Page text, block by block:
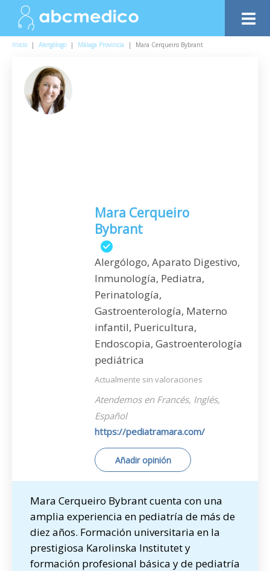
Inicio | Alergólogo | Málaga Provincia | Mara Cerqueiro Bybrant
Mara Cerqueiro
Bybrant
Alergólogo, Aparato Digestivo,
Inmunología, Pediatra,
Perinatología,
Gastroenterología, Materno
infantil, Puericultura,
Endoscopia, Gastroenterología
pediátrica
Actualmente sin valoraciones
Atendemos en Francés, Inglés,
Español
https://pediatramara.com/
Añadir opinión
Mara Cerqueiro Bybrant cuenta con una
amplia experiencia en pediatría de más de
diez años. Formación universitaria en la
prestigiosa Karolinska Institutet y
formación profesional básica y de pediatría